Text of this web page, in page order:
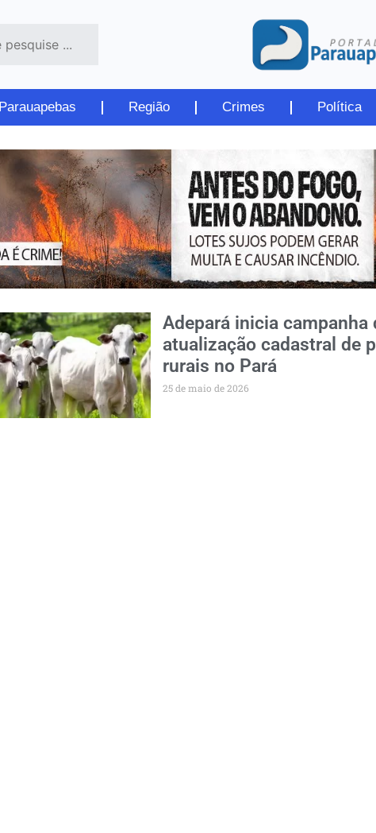
Parauapebas Região Crimes Política
Adepará inicia campanha
atualização cadastral de
rurais no Pará
25 de maio de 2026